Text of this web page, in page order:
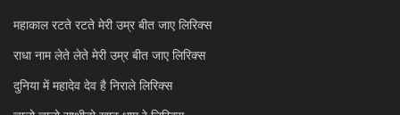
महाकाल रटते रटते मेरी उम्र बीत जाए लिरिक्स
राधा नाम लेते लेते मेरी उम्र बीत जाए लिरिक्स
दुनिया में महादेव देव है निराले लिरिक्स